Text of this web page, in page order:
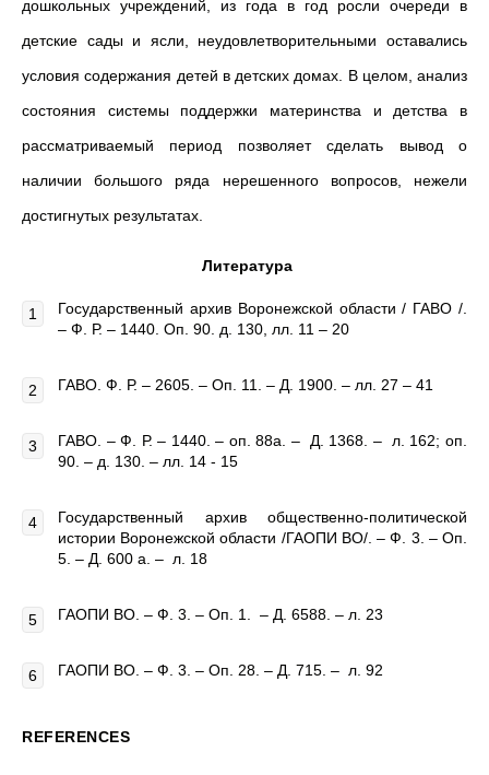
дошкольных учреждений, из года в год росли очереди в
детские сады и ясли, неудовлетворительными оставались
условия содержания детей в детских домах. В целом, анализ
состояния системы поддержки материнства и детства в
рассматриваемый период позволяет сделать вывод о
наличии большого ряда нерешенного вопросов, нежели
достигнутых результатах.
Литература
Государственный архив Воронежской области / ГАВО /.
– Ф. Р. – 1440. Оп. 90. д. 130, лл. 11 – 20
ГАВО. Ф. Р. – 2605. – Оп. 11. – Д. 1900. – лл. 27 – 41
ГАВО. – Ф. Р. – 1440. – оп. 88а. – Д. 1368. – л. 162; оп.
90. – д. 130. – лл. 14 - 15
Государственный архив общественно-политической
истории Воронежской области /ГАОПИ ВО/. – Ф. 3. – Оп.
5. – Д. 600 а. – л. 18
ГАОПИ ВО. – Ф. 3. – Оп. 1. – Д. 6588. – л. 23
ГАОПИ ВО. – Ф. 3. – Оп. 28. – Д. 715. – л. 92
REFERENCES